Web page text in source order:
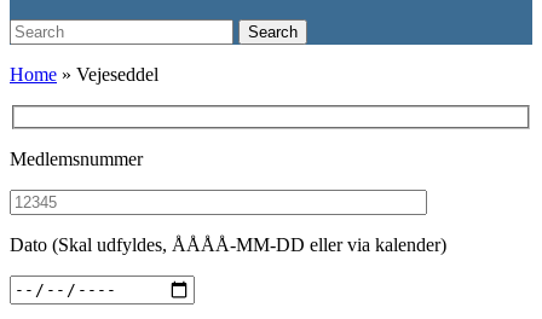
Search
for:
Search
Home » Vejeseddel
Medlemsnummer
Dato (Skal udfyldes, ÅÅÅÅ-MM-DD eller via kalender)